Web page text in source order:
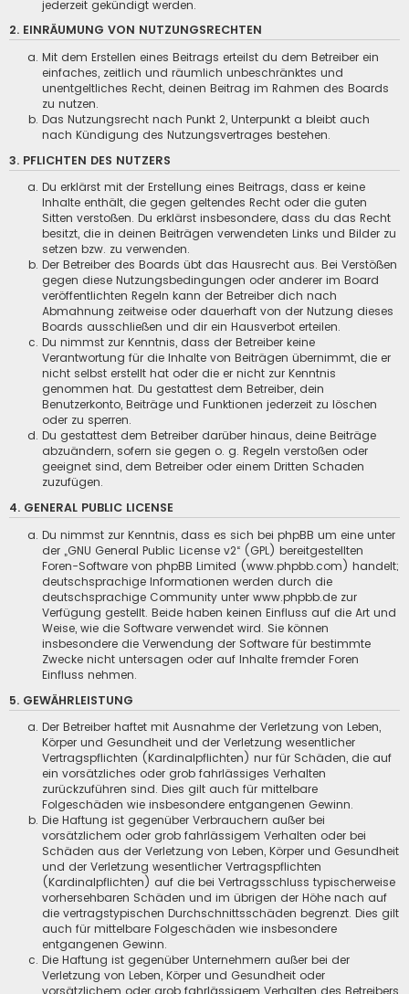
jederzeit gekündigt werden.
2. EINRÄUMUNG VON NUTZUNGSRECHTEN
Mit dem Erstellen eines Beitrags erteilst du dem Betreiber ein
einfaches, zeitlich und räumlich unbeschränktes und
unentgeltliches Recht, deinen Beitrag im Rahmen des Boards
zu nutzen.
Das Nutzungsrecht nach Punkt 2, Unterpunkt a bleibt auch
nach Kündigung des Nutzungsvertrages bestehen.
3. PFLICHTEN DES NUTZERS
Du erklärst mit der Erstellung eines Beitrags, dass er keine
Inhalte enthält, die gegen geltendes Recht oder die guten
Sitten verstoßen. Du erklärst insbesondere, dass du das Recht
besitzt, die in deinen Beiträgen verwendeten Links und Bilder zu
setzen bzw. zu verwenden.
Der Betreiber des Boards übt das Hausrecht aus. Bei Verstößen
gegen diese Nutzungsbedingungen oder anderer im Board
veröffentlichten Regeln kann der Betreiber dich nach
Abmahnung zeitweise oder dauerhaft von der Nutzung dieses
Boards ausschließen und dir ein Hausverbot erteilen.
Du nimmst zur Kenntnis, dass der Betreiber keine
Verantwortung für die Inhalte von Beiträgen übernimmt, die er
nicht selbst erstellt hat oder die er nicht zur Kenntnis
genommen hat. Du gestattest dem Betreiber, dein
Benutzerkonto, Beiträge und Funktionen jederzeit zu löschen
oder zu sperren.
Du gestattest dem Betreiber darüber hinaus, deine Beiträge
abzuändern, sofern sie gegen o. g. Regeln verstoßen oder
geeignet sind, dem Betreiber oder einem Dritten Schaden
zuzufügen.
4. GENERAL PUBLIC LICENSE
Du nimmst zur Kenntnis, dass es sich bei phpBB um eine unter
der „GNU General Public License v2“ (GPL) bereitgestellten
Foren-Software von phpBB Limited (www.phpbb.com) handelt;
deutschsprachige Informationen werden durch die
deutschsprachige Community unter www.phpbb.de zur
Verfügung gestellt. Beide haben keinen Einfluss auf die Art und
Weise, wie die Software verwendet wird. Sie können
insbesondere die Verwendung der Software für bestimmte
Zwecke nicht untersagen oder auf Inhalte fremder Foren
Einfluss nehmen.
5. GEWÄHRLEISTUNG
Der Betreiber haftet mit Ausnahme der Verletzung von Leben,
Körper und Gesundheit und der Verletzung wesentlicher
Vertragspflichten (Kardinalpflichten) nur für Schäden, die auf
ein vorsätzliches oder grob fahrlässiges Verhalten
zurückzuführen sind. Dies gilt auch für mittelbare
Folgeschäden wie insbesondere entgangenen Gewinn.
Die Haftung ist gegenüber Verbrauchern außer bei
vorsätzlichem oder grob fahrlässigem Verhalten oder bei
Schäden aus der Verletzung von Leben, Körper und Gesundheit
und der Verletzung wesentlicher Vertragspflichten
(Kardinalpflichten) auf die bei Vertragsschluss typischerweise
vorhersehbaren Schäden und im übrigen der Höhe nach auf
die vertragstypischen Durchschnittsschäden begrenzt. Dies gilt
auch für mittelbare Folgeschäden wie insbesondere
entgangenen Gewinn.
Die Haftung ist gegenüber Unternehmern außer bei der
Verletzung von Leben, Körper und Gesundheit oder